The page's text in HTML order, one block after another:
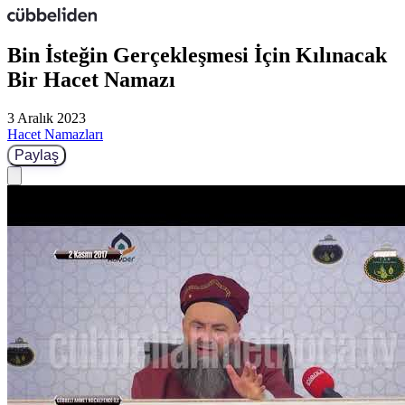
Bin İsteğin Gerçekleşmesi İçin Kılınacak
Bir Hacet Namazı
3 Aralık 2023
Hacet Namazları
Paylaş